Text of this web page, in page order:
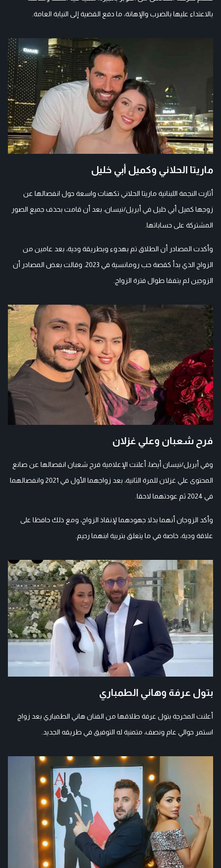
بالاعتداء عليها بالضرب والإهانة، ما دفع القضية إلى النيابة العامة.
ماريتا الحلاني وكميل أبي خليل
أثارت النجمة اللبنانية ماريتا الحلاني تكهنات واسعة حول انفصالها عن
زوجها كميل أبي خليل في أبريل/نيسان، بعد أن قامت بحذف جميع الصور
المشتركة على حساباتها.
وأكدت المصادر أن الطلاق تم بهدوء وبطريقة ودية، بعد عامين من
الزواج الذي بدأ كقصة حب رومانسية في 2023. وقالت بعض المصادر أن
الزوجين لم يتفقا طوال فترة الزواج.
فرح شعبان وعلي غزلان
وفي أبريل/نيسان أيضا، أعلنت الإعلامية فرح شعبان انفصالها عن صانع
المحتوى علي غزلان للمرة الثانية، بعد زواجهما الأول في 2021 وانفصالهما
في 2024 ثم عودتهما لاحقا.
وأكد الزوجان أنهما بذلا جهودهما لإنقاذ الزواج، ومع ذلك حافظا على
علاقة ودية، خاصة في ما يتعلق بتربية ابنهما رحيم.
بتول عرفة وهاني الطمباري
أعلنت المخرجة بتول عرفة طلاقها من الفنان هاني الطمباري بعد زواج
استمر حوالي عام ونصف، متمنية له التوفيق في طريقه الجديد.